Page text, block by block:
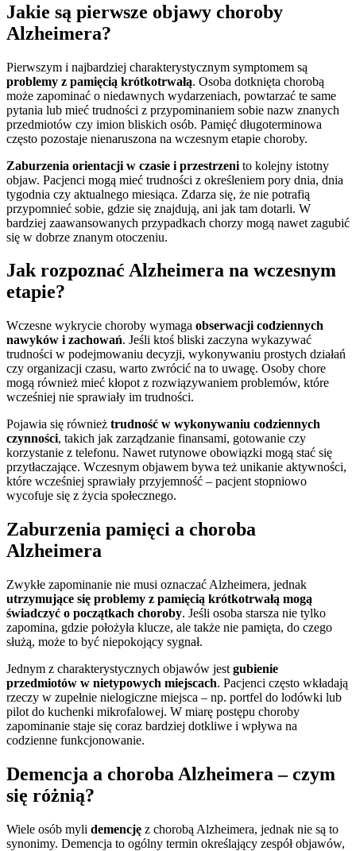
Jakie są pierwsze objawy choroby
Alzheimera?
Pierwszym i najbardziej charakterystycznym symptomem są
problemy z pamięcią krótkotrwałą. Osoba dotknięta chorobą
może zapominać o niedawnych wydarzeniach, powtarzać te same
pytania lub mieć trudności z przypominaniem sobie nazw znanych
przedmiotów czy imion bliskich osób. Pamięć długoterminowa
często pozostaje nienaruszona na wczesnym etapie choroby.
Zaburzenia orientacji w czasie i przestrzeni to kolejny istotny
objaw. Pacjenci mogą mieć trudności z określeniem pory dnia, dnia
tygodnia czy aktualnego miesiąca. Zdarza się, że nie potrafią
przypomnieć sobie, gdzie się znajdują, ani jak tam dotarli. W
bardziej zaawansowanych przypadkach chorzy mogą nawet zagubić
się w dobrze znanym otoczeniu.
Jak rozpoznać Alzheimera na wczesnym
etapie?
Wczesne wykrycie choroby wymaga obserwacji codziennych
nawyków i zachowań. Jeśli ktoś bliski zaczyna wykazywać
trudności w podejmowaniu decyzji, wykonywaniu prostych działań
czy organizacji czasu, warto zwrócić na to uwagę. Osoby chore
mogą również mieć kłopot z rozwiązywaniem problemów, które
wcześniej nie sprawiały im trudności.
Pojawia się również trudność w wykonywaniu codziennych
czynności, takich jak zarządzanie finansami, gotowanie czy
korzystanie z telefonu. Nawet rutynowe obowiązki mogą stać się
przytłaczające. Wczesnym objawem bywa też unikanie aktywności,
które wcześniej sprawiały przyjemność – pacjent stopniowo
wycofuje się z życia społecznego.
Zaburzenia pamięci a choroba
Alzheimera
Zwykłe zapominanie nie musi oznaczać Alzheimera, jednak
utrzymujące się problemy z pamięcią krótkotrwałą mogą
świadczyć o początkach choroby. Jeśli osoba starsza nie tylko
zapomina, gdzie położyła klucze, ale także nie pamięta, do czego
służą, może to być niepokojący sygnał.
Jednym z charakterystycznych objawów jest gubienie
przedmiotów w nietypowych miejscach. Pacjenci często wkładają
rzeczy w zupełnie nielogiczne miejsca – np. portfel do lodówki lub
pilot do kuchenki mikrofalowej. W miarę postępu choroby
zapominanie staje się coraz bardziej dotkliwe i wpływa na
codzienne funkcjonowanie.
Demencja a choroba Alzheimera – czym
się różnią?
Wiele osób myli demencję z chorobą Alzheimera, jednak nie są to
synonimy. Demencja to ogólny termin określający zespół objawów,